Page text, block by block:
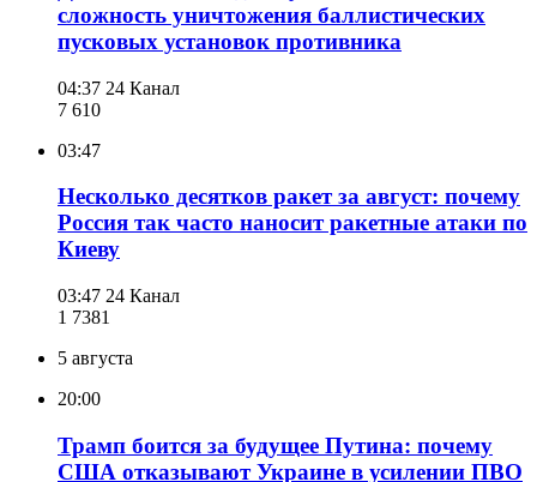
сложность уничтожения баллистических
пусковых установок противника
04:37 24 Канал
7 610
03:47
Несколько десятков ракет за август: почему
Россия так часто наносит ракетные атаки по
Киеву
03:47 24 Канал
1 7381
5 августа
20:00
Трамп боится за будущее Путина: почему
США отказывают Украине в усилении ПВО